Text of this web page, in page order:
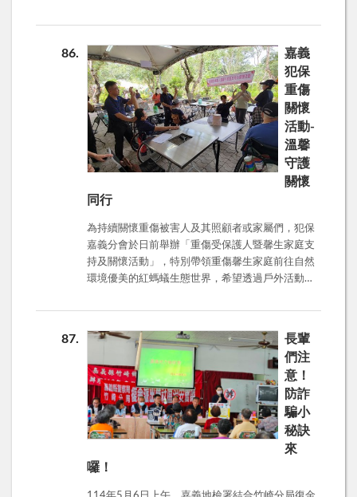
1.不要隨便提供個人基本資料予他人（如身分證字
號、帳號、卡號及密碼）。 2.不要聽從別人指示去
操作提款機（ATM 轉帳只會把自己帳戶的錢轉出
去，不可能把別人的錢轉進來）。 3.來路不明的電
話或手機簡訊，千萬不要聽從電話指示或以簡訊所
留電話和歹徒聯絡。有疑問可多與子女、村里鄰
長、活力站工作人員討論，必要時打165反詐騙專
線諮詢。
86
嘉義
犯保
重傷
關懷
活動-
溫馨
守護
關懷
同行
為持續關懷重傷被害人及其照顧者或家屬們，犯保
嘉義分會於日前舉辦「重傷受保護人暨馨生家庭支
持及關懷活動」，特別帶領重傷馨生家庭前往自然
環境優美的紅螞蟻生態世界，希望透過戶外活動，
緩長期以來身心的壓力，進而凝聚家庭關係，提升
正面能量。 此次活動以「療癒、互動、陪伴」為主
軸，精心安排一系列身心照護課程與家庭同樂活
動。活動開場由專業職能治療師帶領互動體驗課
程，設計符合重傷受保護人能力的簡易活動，讓重
傷者與其家人能在輕鬆的互動中重建關係，並提升
日常生活中所需的協調性與功能性。透過這樣的交
流，讓原本沉重的照顧壓力，有了更多理解與支持
的出口。 活動中亦安排護理師進行「醫療保健與日
常照護知識」講座，針對重傷者常見的身體狀況變
87
長輩
們注
意！
防詐
騙小
秘訣
來
囉！